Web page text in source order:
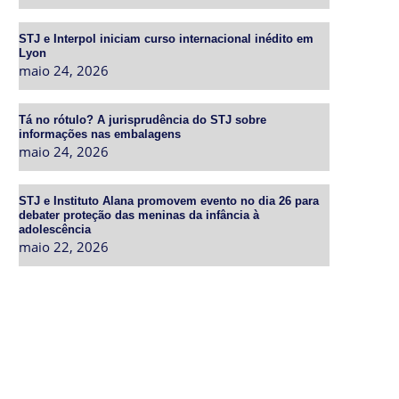
STJ e Interpol iniciam curso internacional inédito em
Lyon
maio 24, 2026
Tá no rótulo? A jurisprudência do STJ sobre
informações nas embalagens
maio 24, 2026
STJ e Instituto Alana promovem evento no dia 26 para
debater proteção das meninas da infância à
adolescência
maio 22, 2026